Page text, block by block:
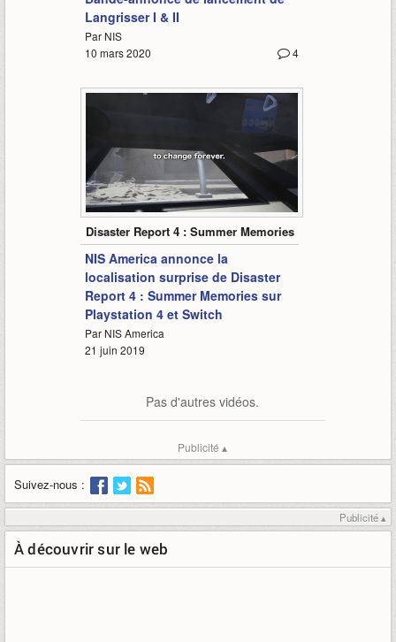
Langrisser I & II
Par NIS
4
10 mars 2020
1:51
Disaster Report 4 : Summer Memories
NIS America annonce la
localisation surprise de Disaster
Report 4 : Summer Memories sur
Playstation 4 et Switch
Par NIS America
21 juin 2019
Pas d'autres vidéos.
Publicité ▴
Suivez-nous :
Publicité ▴
À découvrir sur le web